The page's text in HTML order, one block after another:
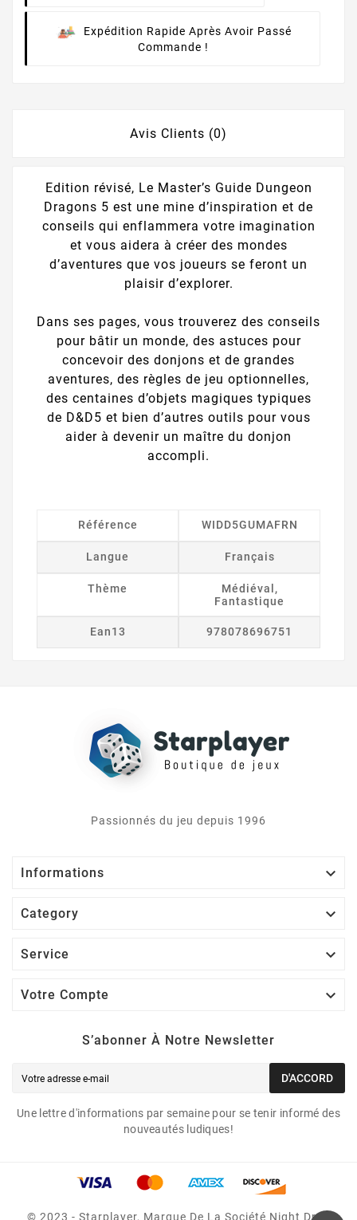
Expédition Rapide Après Avoir Passé
Commande !
Avis Clients (0)
Edition révisé, Le Master’s Guide Dungeon
Dragons 5 est une mine d’inspiration et de
conseils qui enflammera votre imagination
et vous aidera à créer des mondes
d’aventures que vos joueurs se feront un
plaisir d’explorer.
Dans ses pages, vous trouverez des conseils
pour bâtir un monde, des astuces pour
concevoir des donjons et de grandes
aventures, des règles de jeu optionnelles,
des centaines d’objets magiques typiques
de D&D5 et bien d’autres outils pour vous
aider à devenir un maître du donjon
accompli.
Référence WIDD5GUMAFRN
Langue Français
Thème
Médiéval,
Fantastique
Ean13 978078696751
Passionnés du jeu depuis 1996
Informations 
Category 
Service 
Votre Compte 
S’abonner À Notre Newsletter
D'ACCORD
Une lettre d'informations par semaine pour se tenir informé des
nouveautés ludiques!
© 2023 - Starplayer, Marque De La Société Night Drop